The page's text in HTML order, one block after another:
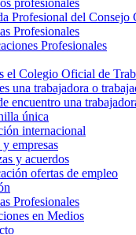
profesionales
Profesional del Consejo
Profesionales
Profesionales
el Colegio Oficial de
una trabajadora o
encuentro una
única
internacional
empresas
y acuerdos
ofertas de empleo
Profesionales
en Medios